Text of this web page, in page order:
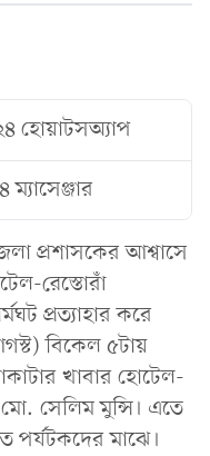
হোয়াটসঅ্যাপ
প্রশাসকের আশ্বাসে
রেস্তোরাঁ
প্রত্যাহার করে
বিকেল ৫টায়
খাবার হোটেল-
সেলিম মুন্সি। এতে
পর্যটকদের মাঝে।